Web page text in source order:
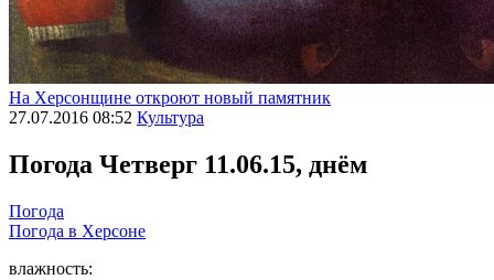
На Херсонщине откроют новый памятник
27.07.2016 08:52 Культура
Погода Четверг 11.06.15, днём
Погода
Погода в Херсоне
влажность: